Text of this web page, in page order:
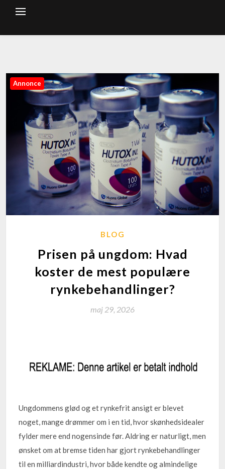
Annonce
BLOG
Prisen på ungdom: Hvad
koster de mest populære
rynkebehandlinger?
maj 29, 2026
Ungdommens glød og et rynkefrit ansigt er blevet
noget, mange drømmer om i en tid, hvor skønhedsidealer
fylder mere end nogensinde før. Aldring er naturligt, men
ønsket om at bremse tiden har gjort rynkebehandlinger
til en milliardindustri, hvor både kendte og almindelige